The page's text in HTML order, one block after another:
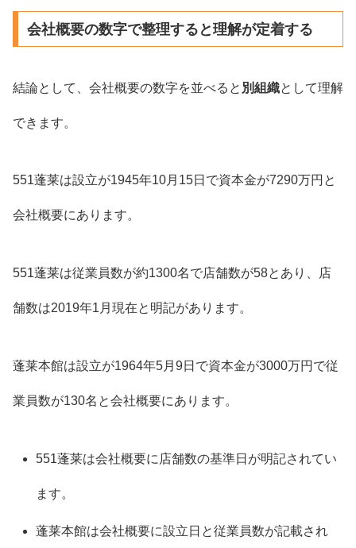
会社概要の数字で整理すると理解が定着する
結論として、会社概要の数字を並べると 別組織として理解
できます。
551蓬莱は設立が1945年10月15日で資本金が7290万円と
会社概要にあります。
551蓬莱は従業員数が約1300名で店舗数が58とあり、店
舗数は2019年1月現在と明記があります。
蓬莱本館は設立が1964年5月9日で資本金が3000万円で従
業員数が130名と会社概要にあります。
551蓬莱は会社概要に店舗数の基準日が明記されてい
ます。
蓬莱本館は会社概要に設立日と従業員数が記載され